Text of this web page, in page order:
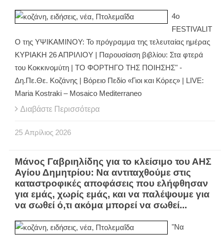
4ο
FESTIVALIT
O της ΥΨΙΚΑΜΙΝΟΥ: Το πρόγραμμα της τελευταίας ημέρας
ΚΥΡΙΑΚΗ 26 ΑΠΡΙΛΙΟΥ | Παρουσίαση βιβλίου: Στα φτερά
του Κοκκινομύτη | ΤΟ ΦΟΡΤΗΓΟ ΤΗΣ ΠΟΙΗΣΗΣ" -
Δη.Πε.Θε. Κοζάνης | Βόρειο Πεδίο «Γιοι και Κόρες» | LIVE:
Maria Kostraki – Mosaico Mediterraneo
Διαβάστε Περισσότερα
25 Απρίλιος 2026
Μάνος Γαβριηλίδης για το κλείσιμο του ΑΗΣ
Αγίου Δημητρίου: Να αντιταχθούμε στις
καταστροφικές αποφάσεις που ελήφθησαν
για εμάς, χωρίς εμάς, και να παλέψουμε για
να σωθεί ό,τι ακόμα μπορεί να σωθεί...
"Να